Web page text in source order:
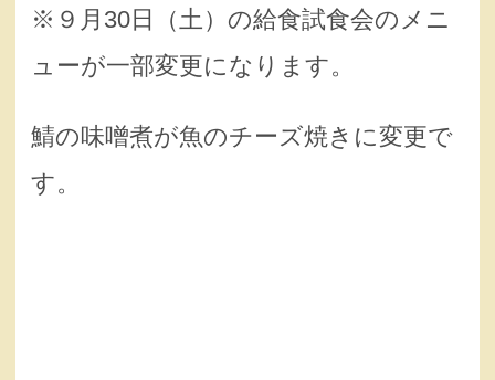
※９月30日（土）の給食試食会のメニ
ューが一部変更になります。
鯖の味噌煮が魚のチーズ焼きに変更で
す。